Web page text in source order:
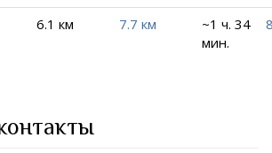
6.1 км 7.7 км
~1 ч. 34
мин.